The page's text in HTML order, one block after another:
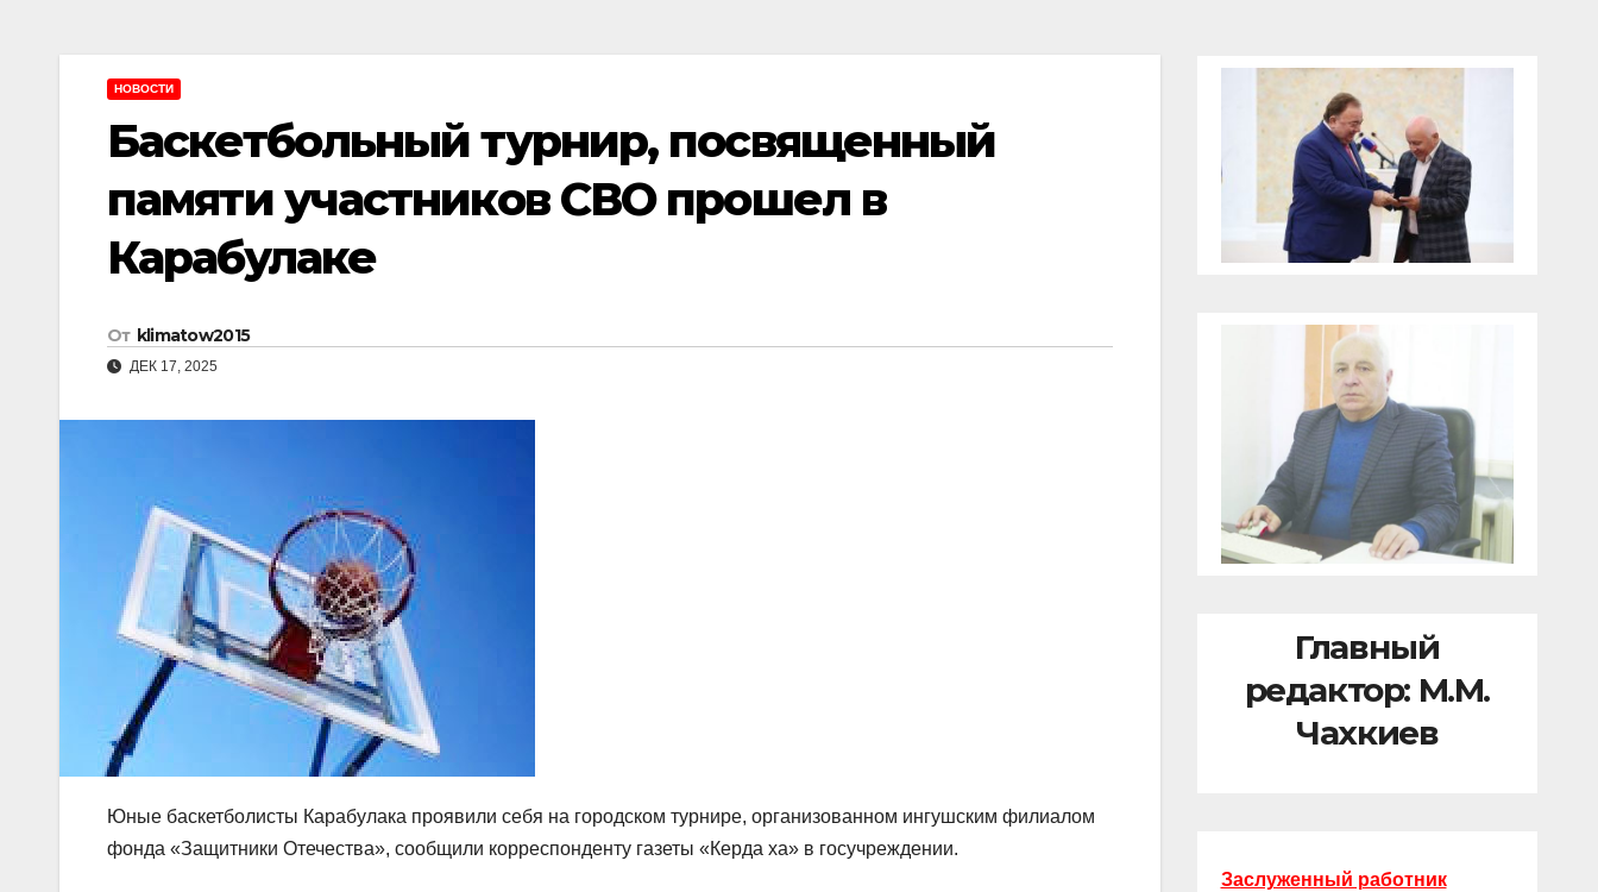
НОВОСТИ
Баскетбольный турнир, посвященный
памяти участников СВО прошел в
Карабулаке
От klimatow2015
ДЕК 17, 2025
Юные баскетболисты Карабулака проявили себя на городском турнире, организованном ингушским филиалом
фонда «Защитники Отечества», сообщили корреспонденту газеты «Керда ха» в госучреждении.
Главный
редактор: М.М.
Чахкиев
Заслуженный работник